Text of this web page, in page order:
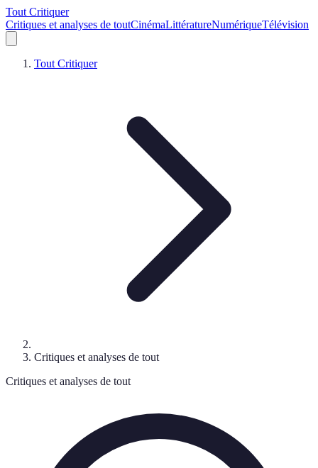
Tout Critiquer
Critiques et analyses de toutCinémaLittératureNumériqueTélévision
Tout Critiquer
Critiques et analyses de tout
Critiques et analyses de tout